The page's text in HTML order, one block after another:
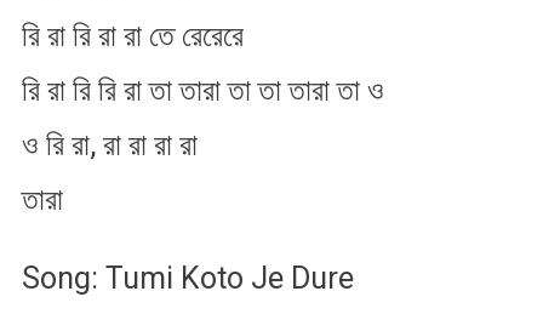
রি রা রি রা রা তে রেরেরে
রি রা রি রি রা তা তারা তা তা তারা তা ও
ও রি রা, রা রা রা রা
তারা
Song: Tumi Koto Je Dure